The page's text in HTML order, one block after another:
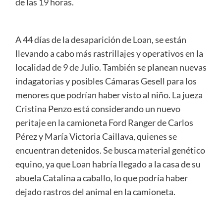
de las 19 horas.
A 44 días de la desaparición de Loan, se están
llevando a cabo más rastrillajes y operativos en la
localidad de 9 de Julio. También se planean nuevas
indagatorias y posibles Cámaras Gesell para los
menores que podrían haber visto al niño. La jueza
Cristina Penzo está considerando un nuevo
peritaje en la camioneta Ford Ranger de Carlos
Pérez y María Victoria Caillava, quienes se
encuentran detenidos. Se busca material genético
equino, ya que Loan habría llegado a la casa de su
abuela Catalina a caballo, lo que podría haber
dejado rastros del animal en la camioneta.